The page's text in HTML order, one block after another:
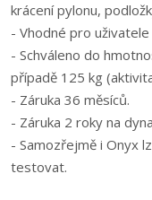
krácení pylonu,
- Vhodné pro
- Schváleno do
případě 125 kg
- Záruka 36 měsíců.
- Záruka 2 roky na
- Samozřejmě i Onyx
testovat.